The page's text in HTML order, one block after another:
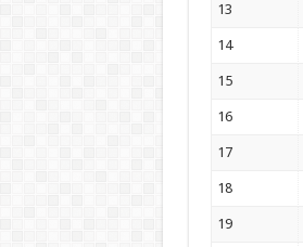
13
14
15
16
17
18
19